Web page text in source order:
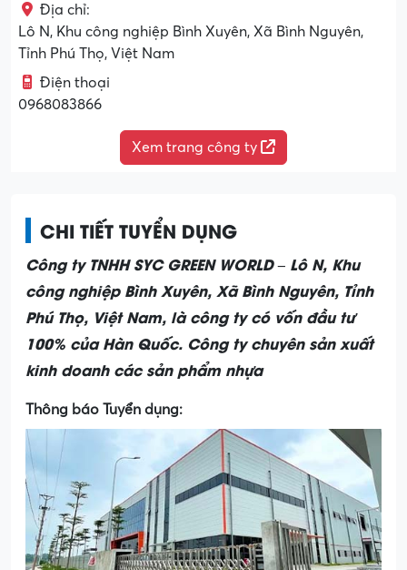
Địa chỉ:
Lô N, Khu công nghiệp Bình Xuyên, Xã Bình Nguyên,
Tỉnh Phú Thọ, Việt Nam
Điện thoại
0968083866
Xem trang công ty
CHI TIẾT TUYỂN DỤNG
Công ty TNHH SYC GREEN WORLD – Lô N, Khu
công nghiệp Bình Xuyên, Xã Bình Nguyên, Tỉnh
Phú Thọ, Việt Nam, là công ty có vốn đầu tư
100% của Hàn Quốc. Công ty chuyên sản xuất
kinh doanh các sản phẩm nhựa
Thông báo Tuyển dụng: